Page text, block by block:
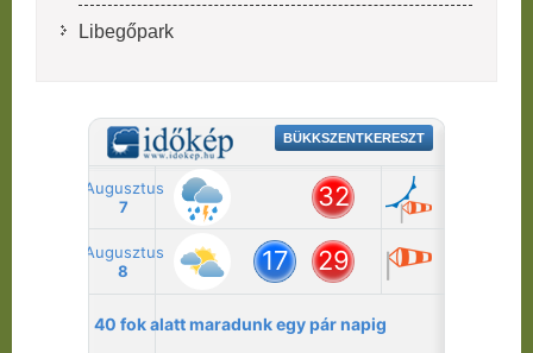
Libegőpark